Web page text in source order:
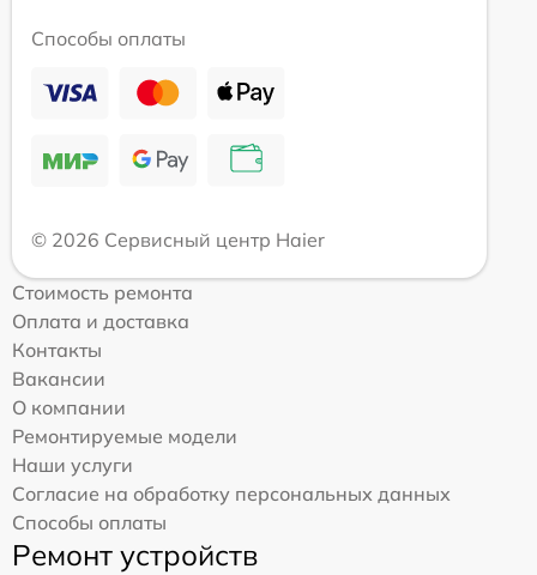
Способы оплаты
© 2026 Сервисный центр Haier
Стоимость ремонта
Оплата и доставка
Контакты
Вакансии
О компании
Ремонтируемые модели
Наши услуги
Согласие на обработку персональных данных
Способы оплаты
Ремонт устройств